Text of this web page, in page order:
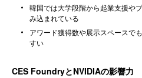
韓国では大学段階から起業支援や
み込まれている
アワード獲得数や展示スペースで
すい
CES FoundryとNVIDIAの影響力